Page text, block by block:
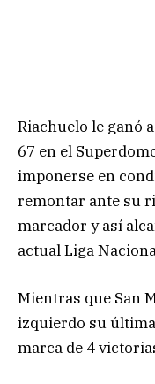
Riachuelo le ganó
67 en el
imponerse en
remontar ante su
marcador y así
actual Liga
Mientras que San
izquierdo su
marca de 4